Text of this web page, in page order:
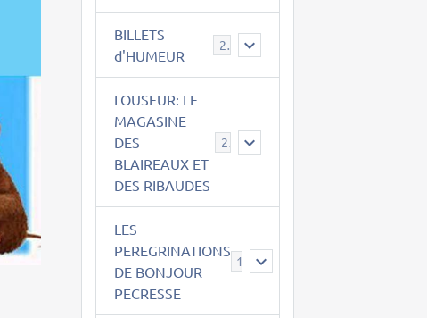
BILLETS
d'HUMEUR
2
LOUSEUR: LE
MAGASINE
DES
BLAIREAUX ET
DES RIBAUDES
21
LES
PEREGRINATIONS
DE BONJOUR
PECRESSE
14